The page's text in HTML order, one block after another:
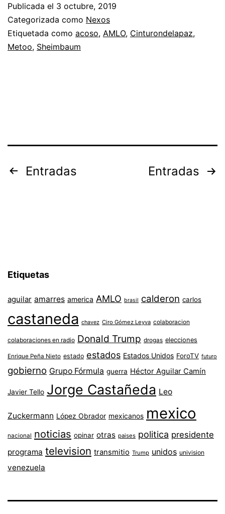
de
la
Paz
Publicada el 3 octubre, 2019
Categorizada como Nexos
Etiquetada como acoso, AMLO, Cinturondelapaz,
Metoo, Sheimbaum
Paginación
Entradas Entradas
Etiquetas
aguilar amarres america AMLO brasil calderon carlos
castaneda chavez Ciro Gómez Leyva colaboracion
colaboraciones en radio Donald Trump drogas elecciones
Enrique Peña Nieto estado estados Estados Unidos ForoTV futuro
gobierno Grupo Fórmula guerra Héctor Aguilar Camín
Javier Tello Jorge Castañeda Leo
Zuckermann López Obrador mexicanos mexico
nacional noticias opinar otras paises politica presidente
programa television transmitio Trump unidos univision
venezuela